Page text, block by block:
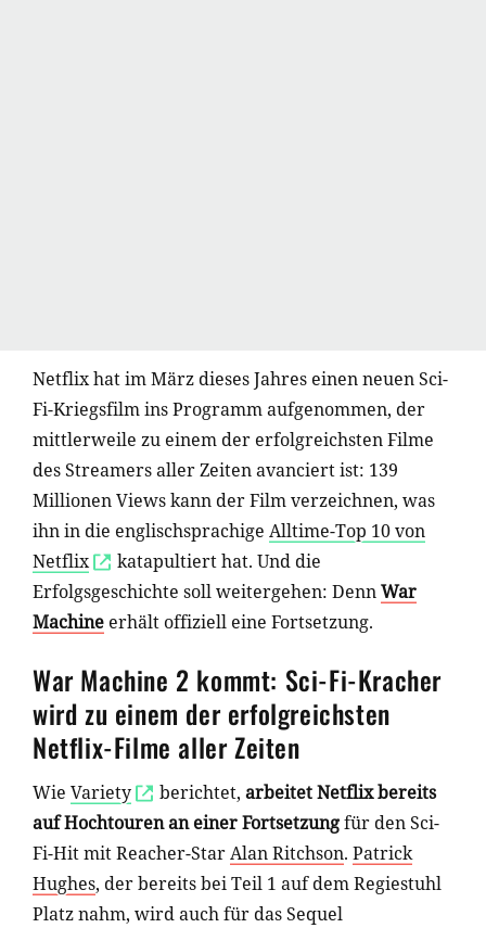
Netflix hat im März dieses Jahres einen neuen Sci-
Fi-Kriegsfilm ins Programm aufgenommen, der
mittlerweile zu einem der erfolgreichsten Filme
des Streamers aller Zeiten avanciert ist: 139
Millionen Views kann der Film verzeichnen, was
ihn in die englischsprachige Alltime-Top 10 von
Netflix
katapultiert hat. Und die
Erfolgsgeschichte soll weitergehen: DennWar
Machine erhält offiziell eine Fortsetzung.
War Machine 2 kommt: Sci-Fi-Kracher
wird zu einem der erfolgreichsten
Netflix-Filme aller Zeiten
Wie Variety berichtet, arbeitet Netflix bereits
auf Hochtouren an einer Fortsetzungfür den Sci-
Fi-Hit mit Reacher-StarAlan Ritchson. Patrick
Hughes, der bereits bei Teil 1 auf dem Regiestuhl
Platz nahm, wird auch für das Sequel